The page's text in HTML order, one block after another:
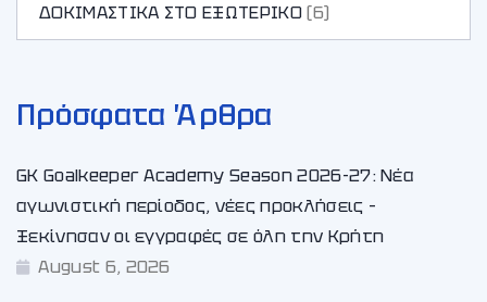
ΔΟΚΙΜΑΣΤΙΚΑ ΣΤΟ ΕΞΩΤΕΡΙΚΟ(6)
Πρόσφατα Άρθρα
GK Goalkeeper Academy Season 2026-27: Νέα
αγωνιστική περίοδος, νέες προκλήσεις –
Ξεκίνησαν οι εγγραφές σε όλη την Κρήτη
August 6, 2026